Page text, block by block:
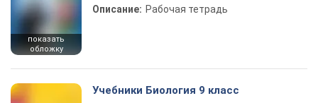
показать
обложку
Описание: Рабочая тетрадь
Учебники Биология 9 класс